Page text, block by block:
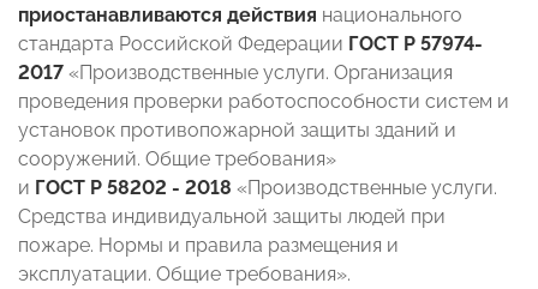
приостанавливаются действия национального
стандарта Российской Федерации ГОСТ Р 57974-
2017 «Производственные услуги. Организация
проведения проверки работоспособности систем и
установок противопожарной защиты зданий и
сооружений. Общие требования»
и ГОСТ Р 58202 - 2018 «Производственные услуги.
Средства индивидуальной защиты людей при
пожаре. Нормы и правила размещения и
эксплуатации. Общие требования».